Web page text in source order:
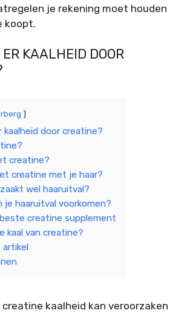
je rekening moet houden
koopt.
KAALHEID DOOR
door creatine?
creatine?
creatine met je haar?
wel haaruitval?
je haaruitval voorkomen?
creatine supplement
kaal van creatine?
artikel
kaalheid kan veroorzaken